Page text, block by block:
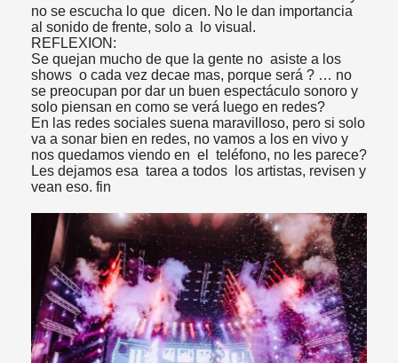
no se escucha lo que dicen. No le dan importancia
al sonido de frente, solo a lo visual.
REFLEXION:
Se quejan mucho de que la gente no asiste a los
shows o cada vez decae mas, porque será ? … no
se preocupan por dar un buen espectáculo sonoro y
solo piensan en como se verá luego en redes?
En las redes sociales suena maravilloso, pero si solo
va a sonar bien en redes, no vamos a los en vivo y
nos quedamos viendo en el teléfono, no les parece?
Les dejamos esa tarea a todos los artistas, revisen y
vean eso. fin